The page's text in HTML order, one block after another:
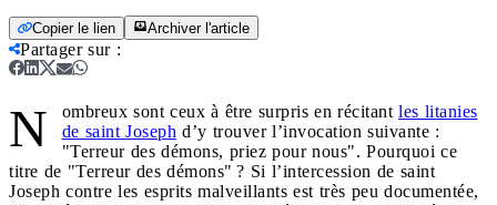
Copier le lien Archiver l'article
Partager sur:
N ombreux sont ceux à être surpris en récitant les litanies
de saint Joseph d’y trouver l’invocation suivante :
"Terreur des démons, priez pour nous". Pourquoi ce
titre de "Terreur des démons" ? Si l’intercession de saint
Joseph contre les esprits malveillants est très peu documentée,